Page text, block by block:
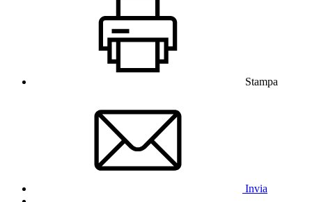
Stampa
Invia